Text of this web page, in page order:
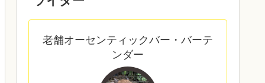
老舗オーセンティックバー・バーテ
ンダー